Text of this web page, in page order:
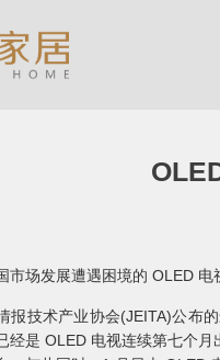
市场发展遭遇困境的 OLED 电
报技术产业协会(JEITA)公布
经是 OLED 电视连续第七个